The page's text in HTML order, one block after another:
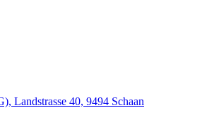
Landstrasse 40, 9494 Schaan